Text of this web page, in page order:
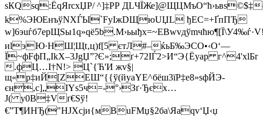
ѕКQsq:ЁqЯrcхЏР/ ^­]‡РР
k%ЭЮЕнъўNXЃЫ`FyIжDЩюUЏL ђEC=+ҐпПЂ
w]6эuѓб7epЩЅы1q»q
иlэЮ·НШ¦­Щt‚ц)f[5 єтЛ#–ќьБ‰ЭСO•‹O‘—
Ї~фFфП„IkХ–3JgЏ”?Є»;ґ+72ІЃ2>И“Э{Ёyaр г^4'xlБr
.фЦ…І†N!> Ц`{Ћ'И жv§|
щ«р‡иЙ[ZЕШ“{{ў(йyaYE^бёш3їР‡е8»sфЙЭ­
єн,c]„ІYѕ5ч=-°›Зґ·Ђєх…
Ј( y0В‡Vґ€Sў!
€”T¶ИНЂ("HJХcjи{мBuFMџ§2бa\Яaqv‘Џ‹џ